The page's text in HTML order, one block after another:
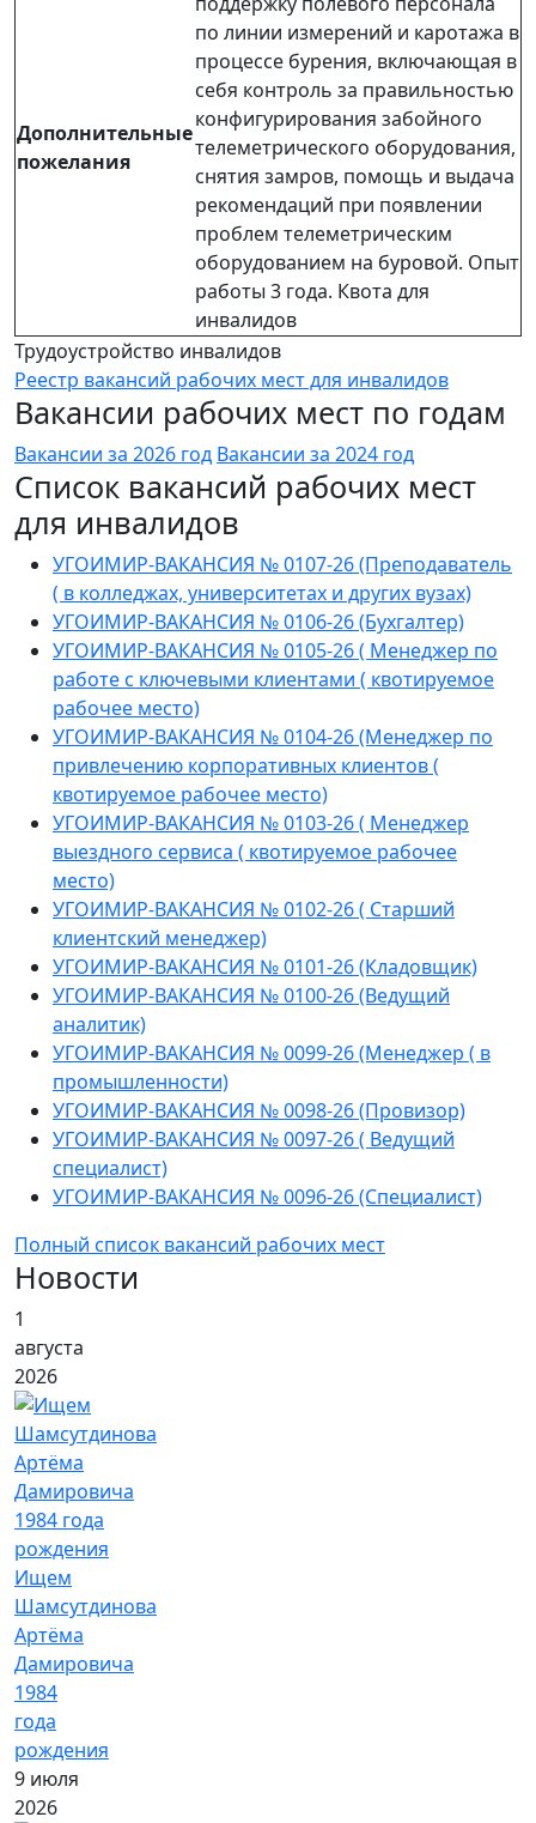
Дополнительные
пожелания
по линии измерений и каротажа в
процессе бурения, включающая в
себя контроль за правильностью
конфигурирования забойного
телеметрического оборудования,
снятия замров, помощь и выдача
рекомендаций при появлении
проблем телеметрическим
оборудованием на буровой. Опыт
работы 3 года. Квота для
инвалидов
Трудоустройство инвалидов
Реестр вакансий рабочих мест для инвалидов
Вакансии рабочих мест по годам
Вакансии за 2026 год Вакансии за 2024 год
Список вакансий рабочих мест
для инвалидов
УГОИМИР-ВАКАНСИЯ № 0107-26 (Преподаватель
( в колледжах, университетах и других вузах)
УГОИМИР-ВАКАНСИЯ № 0106-26 (Бухгалтер)
УГОИМИР-ВАКАНСИЯ № 0105-26 ( Менеджер по
работе с ключевыми клиентами ( квотируемое
рабочее место)
УГОИМИР-ВАКАНСИЯ № 0104-26 (Менеджер по
привлечению корпоративных клиентов (
квотируемое рабочее место)
УГОИМИР-ВАКАНСИЯ № 0103-26 ( Менеджер
выездного сервиса ( квотируемое рабочее
место)
УГОИМИР-ВАКАНСИЯ № 0102-26 ( Старший
клиентский менеджер)
УГОИМИР-ВАКАНСИЯ № 0101-26 (Кладовщик)
УГОИМИР-ВАКАНСИЯ № 0100-26 (Ведущий
аналитик)
УГОИМИР-ВАКАНСИЯ № 0099-26 (Менеджер ( в
промышленности)
УГОИМИР-ВАКАНСИЯ № 0098-26 (Провизор)
УГОИМИР-ВАКАНСИЯ № 0097-26 ( Ведущий
специалист)
УГОИМИР-ВАКАНСИЯ № 0096-26 (Специалист)
Полный список вакансий рабочих мест
Новости
1
августа
2026
Ищем
Шамсутдинова
Артёма
Дамировича
1984
года
рождения
9 июля
2026